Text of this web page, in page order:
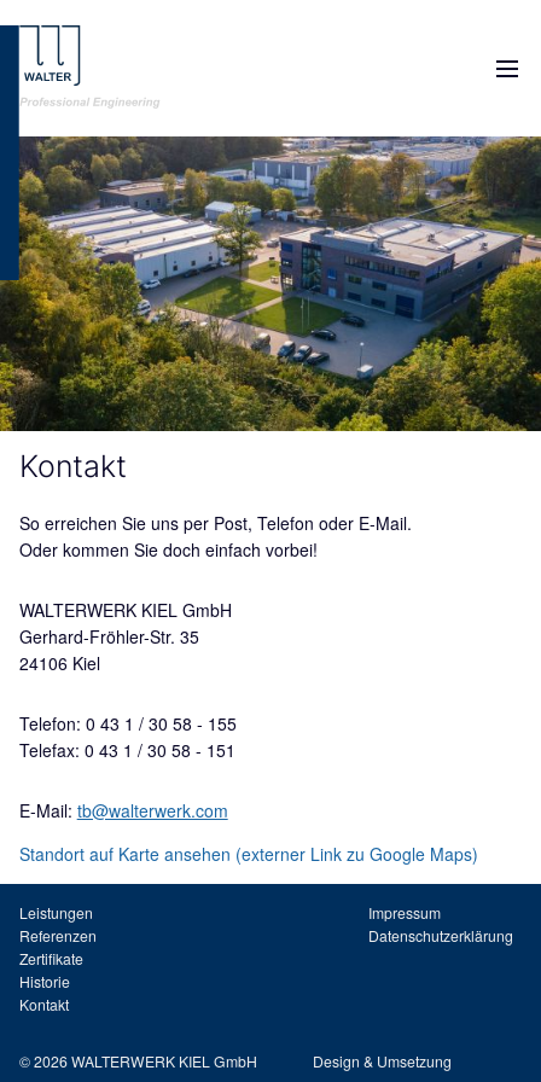
Kontakt
So erreichen Sie uns per Post, Telefon oder E-Mail.
Oder kommen Sie doch einfach vorbei!
WALTERWERK KIEL GmbH
Gerhard-Fröhler-Str. 35
24106 Kiel
Telefon: 0 43 1 / 30 58 - 155
Telefax: 0 43 1 / 30 58 - 151
E-Mail: tb@walterwerk.com
Standort auf Karte ansehen (externer Link zu Google Maps)
Leistungen
Referenzen
Zertifikate
Historie
Kontakt
Impressum
Datenschutzerklärung
© 2026 WALTERWERK KIEL GmbH Design & Umsetzung